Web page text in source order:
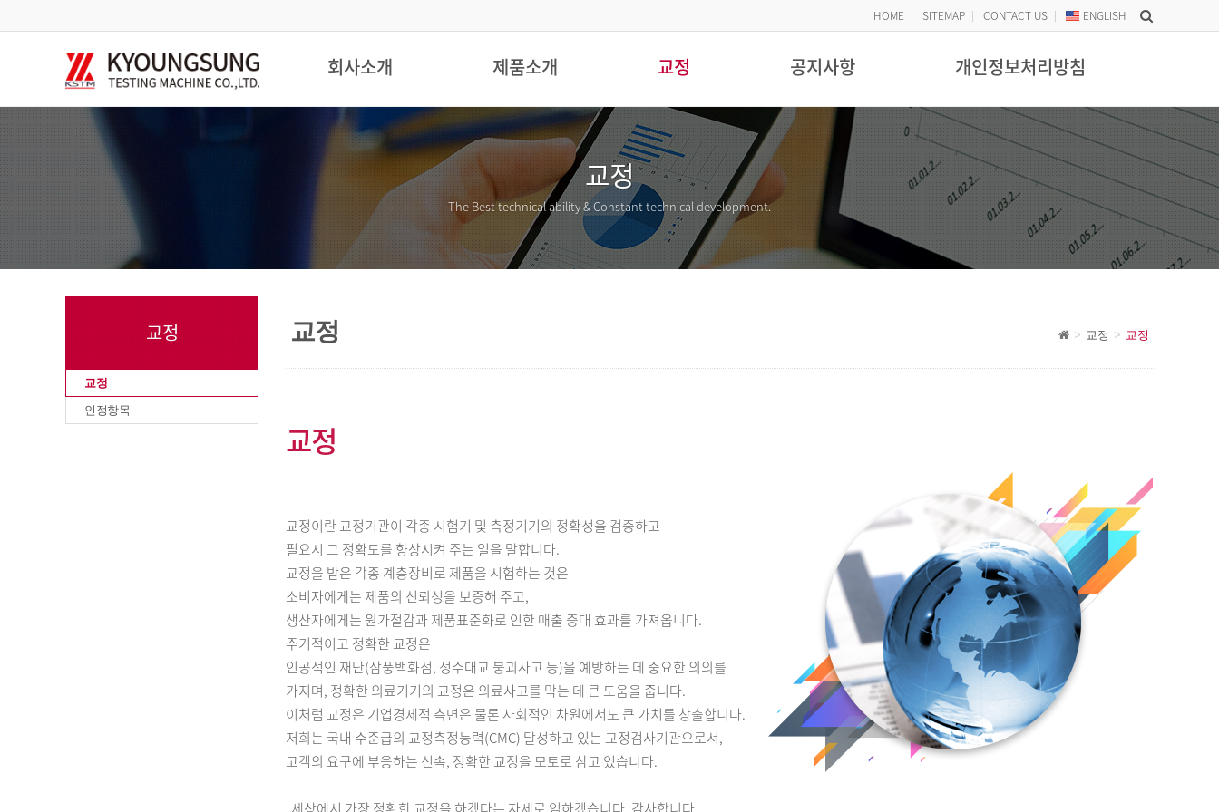
HOME SITEMAP CONTACT US ENGLISH
회사소개 제품소개 교정 공지사항 개인정보처리방침
교정
The Best technical ability &Constant technical development.
교정
교정
인정항목
교정 교정 교정
교정
교정이란 교정기관이 각종 시험기 및 측정기기의 정확성을 검증하고
필요시 그 정확도를 향상시켜 주는 일을 말합니다.
교정을 받은 각종 계층장비로 제품을 시험하는 것은
소비자에게는 제품의 신뢰성을 보증해 주고,
생산자에게는 원가절감과 제품표준화로 인한 매출 증대 효과를 가져옵니다.
주기적이고 정확한 교정은
인공적인 재난(삼풍백화점, 성수대교 붕괴사고 등)을 예방하는 데 중요한 의의를
가지며, 정확한 의료기기의 교정은 의료사고를 막는 데 큰 도움을 줍니다.
이처럼 교정은 기업경제적 측면은 물론 사회적인 차원에서도 큰 가치를 창출합니다.
저희는 국내 수준급의 교정측정능력(CMC) 달성하고 있는 교정검사기관으로서,
고객의 요구에 부응하는 신속, 정확한 교정을 모토로 삼고 있습니다.